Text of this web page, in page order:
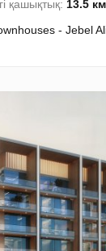
қашықтық: 13.5 км
- Jebel